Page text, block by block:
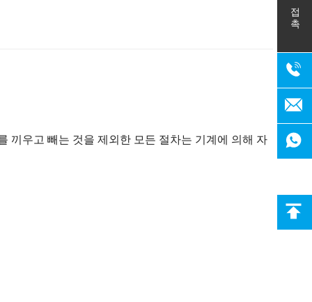
접촉
끼우고 빼는 것을 제외한 모든 절차는 기계에 의해 자